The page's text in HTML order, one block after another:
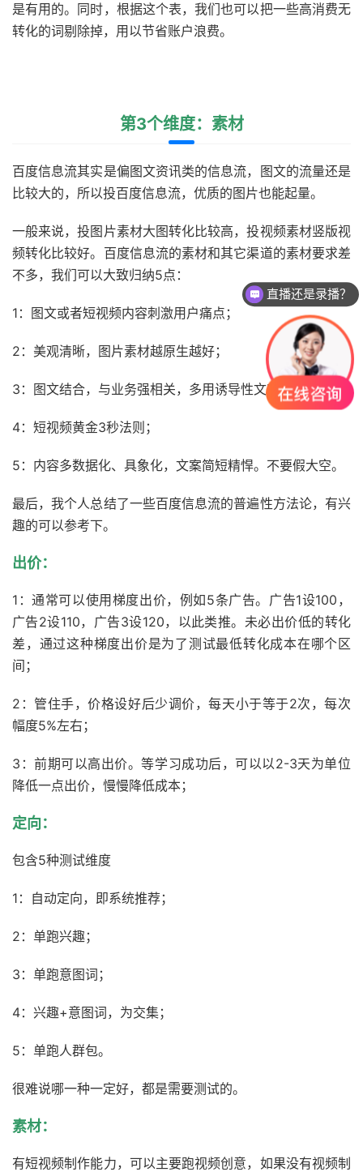
是有用的。同时，根据这个表，我们也可以把一些高消费无
转化的词剔除掉，用以节省账户浪费。
第3个维度：素材
百度信息流其实是偏图文资讯类的信息流，图文的流量还是
比较大的，所以投百度信息流，优质的图片也能起量。
一般来说，投图片素材大图转化比较高，投视频素材竖版视
频转化比较好。百度信息流的素材和其它渠道的素材要求差
不多，我们可以大致归纳5点：
1：图文或者短视频内容刺激用户痛点；
2：美观清晰，图片素材越原生越好；
3：图文结合，与业务强相关，多用诱导性文案；
4：短视频黄金3秒法则；
5：内容多数据化、具象化，文案简短精悍。不要假大空。
最后，我个人总结了一些百度信息流的普遍性方法论，有兴
趣的可以参考下。
出价：
1：通常可以使用梯度出价，例如5条广告。广告1设100，
广告2设110，广告3设120，以此类推。未必出价低的转化
差，通过这种梯度出价是为了测试最低转化成本在哪个区
间；
2：管住手，价格设好后少调价，每天小于等于2次，每次
幅度5%左右；
3：前期可以高出价。等学习成功后，可以以2-3天为单位
降低一点出价，慢慢降低成本；
定向：
包含5种测试维度
1：自动定向，即系统推荐；
2：单跑兴趣；
3：单跑意图词；
4：兴趣+意图词，为交集；
5：单跑人群包。
很难说哪一种一定好，都是需要测试的。
素材：
有短视频制作能力，可以主要跑视频创意，如果没有视频制
直播还是录播？
课程怎么试听？